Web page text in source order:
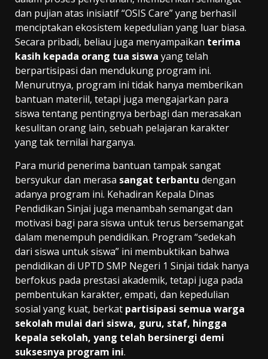
dan pujian atas inisiatif “OSIS Care” yang berhasil
menciptakan ekosistem kepedulian yang luar biasa.
Secara pribadi, beliau juga menyampaikan terima
kasih kepada orang tua siswa yang telah
berpartisipasi dan mendukung program ini.
Menurutnya, program ini tidak hanya memberikan
bantuan materiil, tetapi juga mengajarkan para
siswa tentang pentingnya berbagi dan merasakan
kesulitan orang lain, sebuah pelajaran karakter
yang tak ternilai harganya.
Para murid penerima bantuan tampak sangat
bersyukur dan merasa sangat terbantu dengan
adanya program ini. Kehadiran Kepala Dinas
Pendidikan Sinjai juga menambah semangat dan
motivasi bagi para siswa untuk terus bersemangat
dalam menempuh pendidikan. Program “sedekah
dari siswa untuk siswa” ini membuktikan bahwa
pendidikan di UPTD SMP Negeri 1 Sinjai tidak hanya
berfokus pada prestasi akademik, tetapi juga pada
pembentukan karakter, empati, dan kepedulian
sosial yang kuat, berkat partisipasi semua warga
sekolah mulai dari siswa, guru, staf, hingga
kepala sekolah, yang telah bersinergi demi
suksesnya program ini.